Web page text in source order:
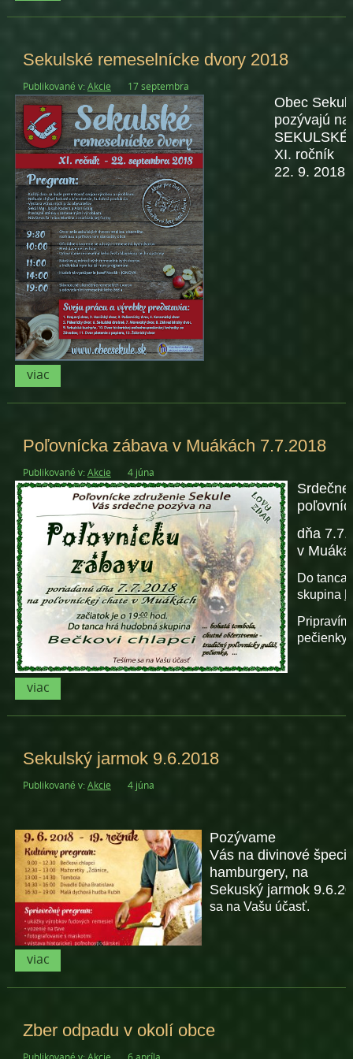
Sekulské remeselnícke dvory 2018
Publikované v:Akcie 17 septembra
Obec
pozývajú na
XI. ročník
22. 9. 2018
viac
Poľovnícka zábava v Muákách 7.7.2018
Publikované v:Akcie 4 júna
Srdečne
dňa
v
Do tanca
skupina
pečienky
viac
Sekulský jarmok 9.6.2018
Publikované v:Akcie 4 júna
Pozývame
Vás na divinové
hamburgery, na
Sekuský jarmok
sa na Vašu účasť.
viac
Zber odpadu v okolí obce